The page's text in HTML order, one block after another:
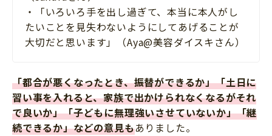
・「いろいろ手を出し過ぎて、本当に本人がし
たいことを見失わないようにしてあげることが
大切だと思います」（Aya@美容ダイスキさん）
「都合が悪くなったとき、振替ができるか」「土日に
習い事を入れると、家族で出かけられなくなるがそれ
で良いか」「子どもに無理強いさせていないか」「継
続できるか」などの意見もありました。